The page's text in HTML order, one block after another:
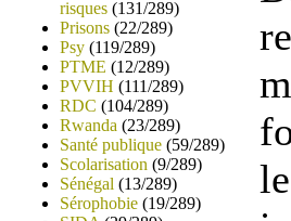
risques (131/289)
Prisons (22/289)
Psy (119/289)
PTME (12/289)
PVVIH (111/289)
RDC (104/289)
Rwanda (23/289)
Santé publique (59/289)
Scolarisation (9/289)
Sénégal (13/289)
Sérophobie (19/289)